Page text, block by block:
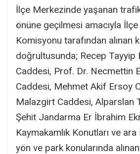
İlçe Merkezinde yaşanan
önüne geçilmesi amacıyla
Komisyonu tarafından alınan
doğrultusunda; Recep Tayyip
Caddesi, Prof. Dr. Necmettin
Caddesi, Mehmet Akif Ersoy
Malazgirt Caddesi, Alparslan
Şehit Jandarma Er İbrahim
Kaymakamlık Konutları ve
yön ve park konularında